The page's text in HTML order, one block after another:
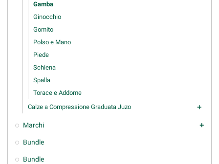
Gamba
Ginocchio
Gomito
Polso e Mano
Piede
Schiena
Spalla
Torace e Addome
Calze a Compressione Graduata Juzo
add
Marchi add
Bundle
Bundle